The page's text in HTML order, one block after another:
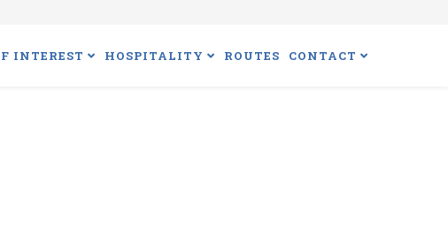
INTEREST HOSPITALITY ROUTES CONTACT